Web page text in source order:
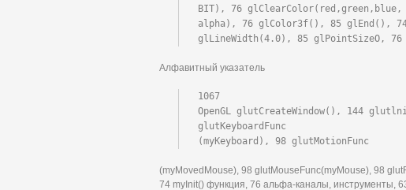
BIT), 76 glClearColor(red,green,blue,
alpha), 76 glColor3f(), 85 glEnd(),
glLineWidth(4.0), 85 glPointSizeO, 76
Алфавитный указатель
1067
OpenGL glutCreateWindow(), 144
glutKeyboardFunc
(myKeyboard), 98 glutMotionFunc
(myMovedMouse), 98 glutMouseFunc(myMouse), 98
74 myInit() функция, 76 альфа-каналы, инструменты,